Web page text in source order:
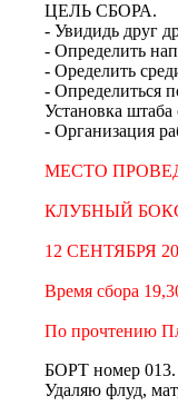
ЦЕЛЬ СБОРА.
- Увидидь друг
- Определить
- Оределить
- Определиться
Установка
- Организация
МЕСТО
КЛУБНЫЙ БОКС в
12 СЕНТЯБРЯ
Время сбора
По прочтению
БОРТ номер
Удаляю флуд,